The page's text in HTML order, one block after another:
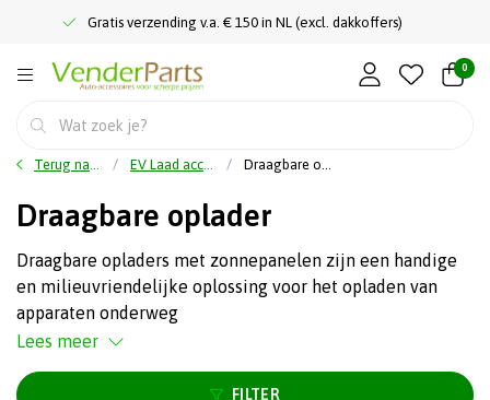
Gratis verzending v.a. € 150 in NL (excl. dakkoffers)
0
Terug naar home EV Laad accessoires Draagbare oplader
Draagbare oplader
Draagbare opladers met zonnepanelen zijn een handige
en milieuvriendelijke oplossing voor het opladen van
apparaten onderweg
Lees meer
FILTER